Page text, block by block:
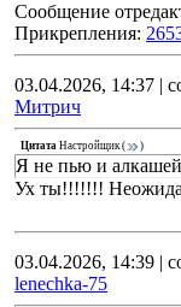
Сообщение
Прикрепления:
03.04.2026, 14:37 |
Митрич
Цитата Настройщик( )
Я не пью и
Ух ты!!!!!!!
03.04.2026, 14:39 |
lenechka-75